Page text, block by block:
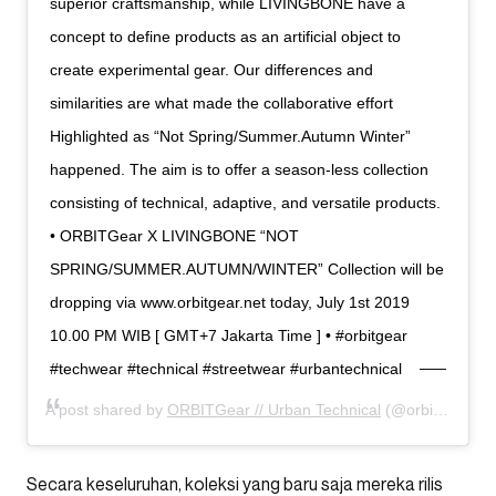
concept to define products as an artificial object to
create experimental gear. Our differences and
similarities are what made the collaborative effort
Highlighted as “Not Spring/Summer.Autumn Winter”
happened. The aim is to offer a season-less collection
consisting of technical, adaptive, and versatile products.
• ORBITGear X LIVINGBONE “NOT
SPRING/SUMMER.AUTUMN/WINTER” Collection will be
dropping via www.orbitgear.net today, July 1st 2019
10.00 PM WIB [ GMT+7 Jakarta Time ] • #orbitgear
#techwear #technical #streetwear #urbantechnical
A post shared by ORBITGear // Urban Technical (@orbitgear) on
Secara keseluruhan, koleksi yang baru saja mereka rilis